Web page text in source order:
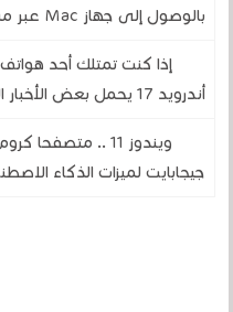
بالوصول إلى جهاز Mac عبر مشاركة الشاشة
إذا كنت تمتلك أحد
أندرويد 17 يحمل بعض الأخبار السيئة للغاية لك
جيجابايت لميزات الذكاء